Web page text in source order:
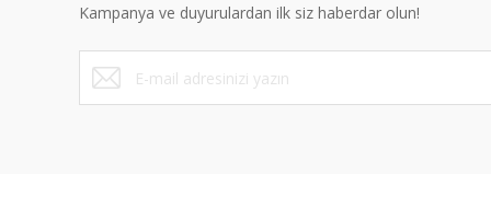
Ürün fiyatı diğer sitelerden daha pahalı.
Bu ürüne benzer farklı alternatifler olmalı.
Kampanya ve duyurulardan ilk siz haberdar olun!